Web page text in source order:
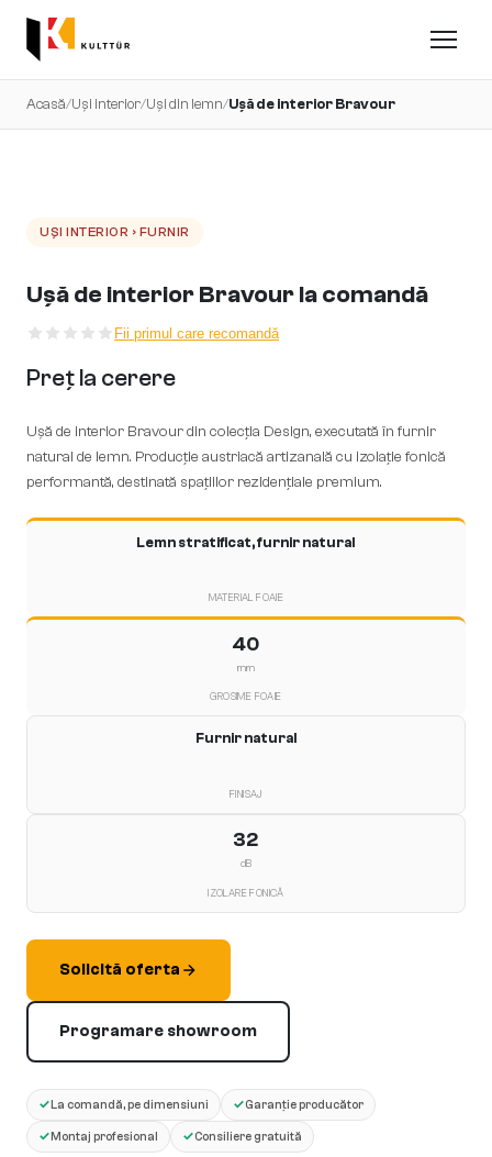
Acasă/Uși interior/Uși din lemn/Ușă de interior Bravour
UȘI INTERIOR › FURNIR
Ușă de interior Bravour la comandă
Fii primul care recomandă
Preț la cerere
Ușă de interior Bravour din colecția Design, executată în furnir
natural de lemn. Producție austriacă artizanală cu izolație fonică
performantă, destinată spațiilor rezidențiale premium.
Lemn stratificat, furnir natural
MATERIAL FOAIE
40
mm
GROSIME FOAIE
Furnir natural
FINISAJ
32
dB
IZOLARE FONICĂ
Solicită oferta
Programare showroom
✓ La comandă, pe dimensiuni ✓Garanție producător
✓ Montaj profesional ✓Consiliere gratuită